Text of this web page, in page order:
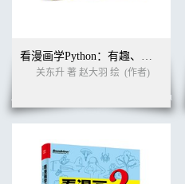
关东升 著 赵大羽 绘 (作者)